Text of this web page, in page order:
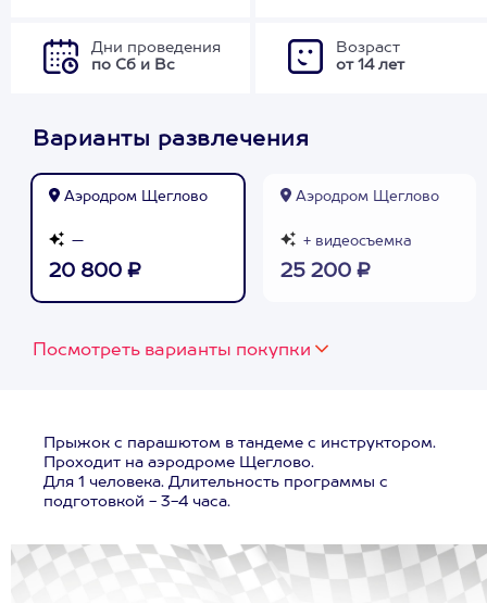
Дни проведения
по Сб и Вс
Возраст
от 14 лет
Варианты развлечения
Аэродром Щеглово
—
20 800 ₽
Аэродром Щеглово
+ видеосъемка
25 200 ₽
Посмотреть варианты покупки
Прыжок с парашютом в тандеме с инструктором.
Проходит на аэродроме Щеглово.
Для 1 человека. Длительность программы с
подготовкой - 3-4 часа.